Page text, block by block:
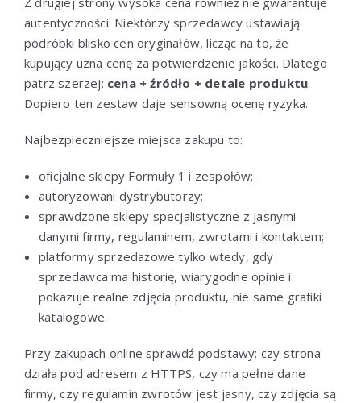
autentyczności. Niektórzy sprzedawcy ustawiają
podróbki blisko cen oryginałów, licząc na to, że
kupujący uzna cenę za potwierdzenie jakości. Dlatego
patrz szerzej: cena + źródło + detale produktu.
Dopiero ten zestaw daje sensowną ocenę ryzyka.
Najbezpieczniejsze miejsca zakupu to:
oficjalne sklepy Formuły 1 i zespołów;
autoryzowani dystrybutorzy;
sprawdzone sklepy specjalistyczne z jasnymi
danymi firmy, regulaminem, zwrotami i kontaktem;
platformy sprzedażowe tylko wtedy, gdy
sprzedawca ma historię, wiarygodne opinie i
pokazuje realne zdjęcia produktu, nie same grafiki
katalogowe.
Przy zakupach online sprawdź podstawy: czy strona
działa pod adresem z HTTPS, czy ma pełne dane
firmy, czy regulamin zwrotów jest jasny, czy zdjęcia są